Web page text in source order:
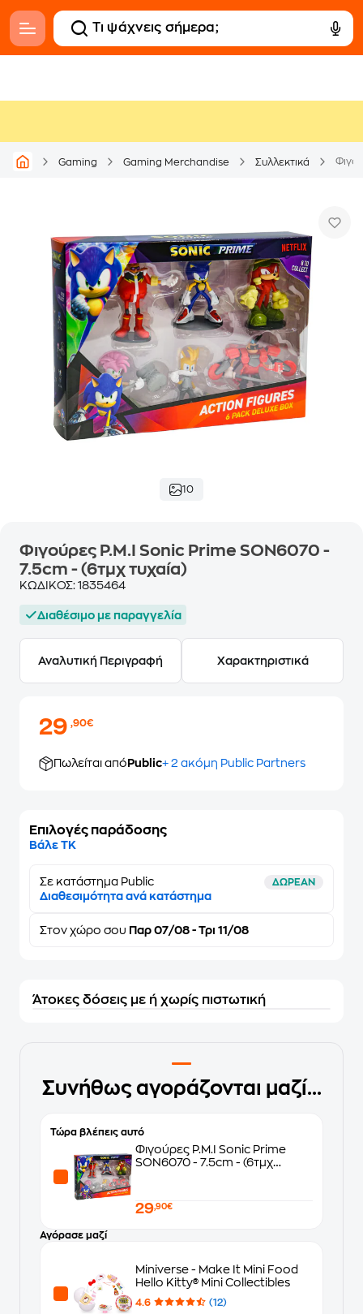
Gaming Gaming Merchandise Συλλεκτικά
10
Φιγούρες P.M.I Sonic Prime SON6070 -
7.5cm - (6τμχ τυχαία)
ΚΩΔΙΚΟΣ: 1835464
Διαθέσιμο με παραγγελία
Αναλυτική Περιγραφή Χαρακτηριστικά
29,90€
Πωλείται από Public+ 2 ακόμη Public Partners
Επιλογές παράδοσης
Βάλε ΤΚ
Σε κατάστημα Public ΔΩΡΕΑΝ
Διαθεσιμότητα ανά κατάστημα
Στον χώρο σου Παρ 07/08 - Τρι 11/08
Άτοκες δόσεις με ή χωρίς πιστωτική
Συνήθως αγοράζονται μαζί...
Τώρα βλέπεις αυτό
Φιγούρες P.M.I Sonic Prime
SON6070 - 7.5cm - (6τμχ
29,90€
Αγόρασε μαζί
Miniverse - Make It Mini Food
Hello Kitty® Mini Collectibles
4.6 (12)